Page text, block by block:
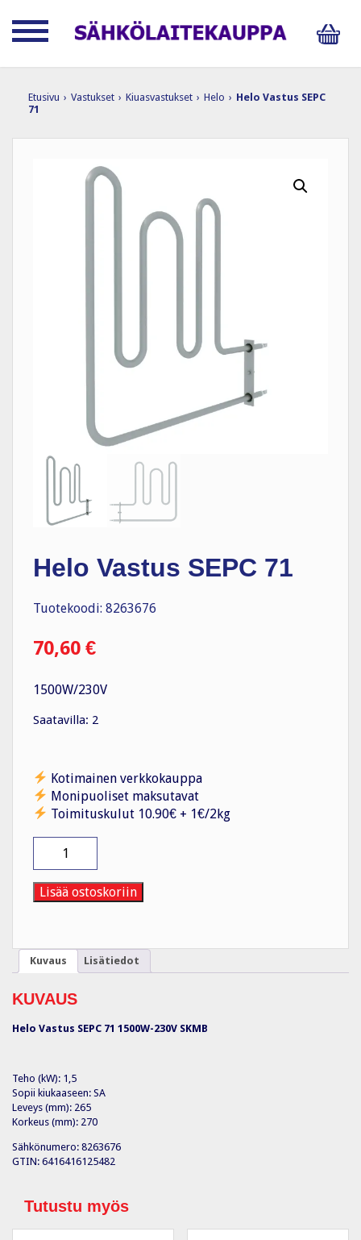
Etusivu › Vastukset › Kiuasvastukset › Helo › Helo Vastus SEPC
71
Helo Vastus SEPC 71
Tuotekoodi: 8263676
70,60 €
1500W/230V
Saatavilla: 2
Kotimainen verkkokauppa
Monipuoliset maksutavat
Toimituskulut 10.90€ + 1€/2kg
Vastus
SEPC
71
määrä
Lisää ostoskoriin
Kuvaus Lisätiedot
KUVAUS
Helo Vastus SEPC 71 1500W-230V SKMB
Teho (kW): 1,5
Sopii kiukaaseen: SA
Leveys (mm): 265
Korkeus (mm): 270
Sähkönumero: 8263676
GTIN: 6416416125482
Tutustu myös